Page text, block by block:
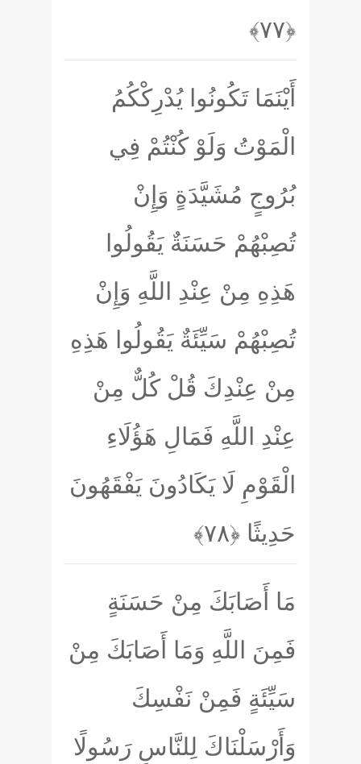
﴿۷۷﴾
أَيْنَمَا تَكُونُوا يُدْرِكْكُمُ
الْمَوْتُ وَلَوْ كُنْتُمْ فِي
بُرُوجٍ مُشَيَّدَةٍ وَإِنْ
تُصِبْهُمْ حَسَنَةٌ يَقُولُوا
هَذِهِ مِنْ عِنْدِ اللَّهِ وَإِنْ
تُصِبْهُمْ سَيِّئَةٌ يَقُولُوا هَذِهِ
مِنْ عِنْدِكَ قُلْ كُلٌّ مِنْ
عِنْدِ اللَّهِ فَمَالِ هَؤُلَاءِ
الْقَوْمِ لَا يَكَادُونَ يَفْقَهُونَ
حَدِيثًا ﴿۷۸﴾
مَا أَصَابَكَ مِنْ حَسَنَةٍ
فَمِنَ اللَّهِ وَمَا أَصَابَكَ مِنْ
سَيِّئَةٍ فَمِنْ نَفْسِكَ
وَأَرْسَلْنَاكَ لِلنَّاسِ رَسُولًا